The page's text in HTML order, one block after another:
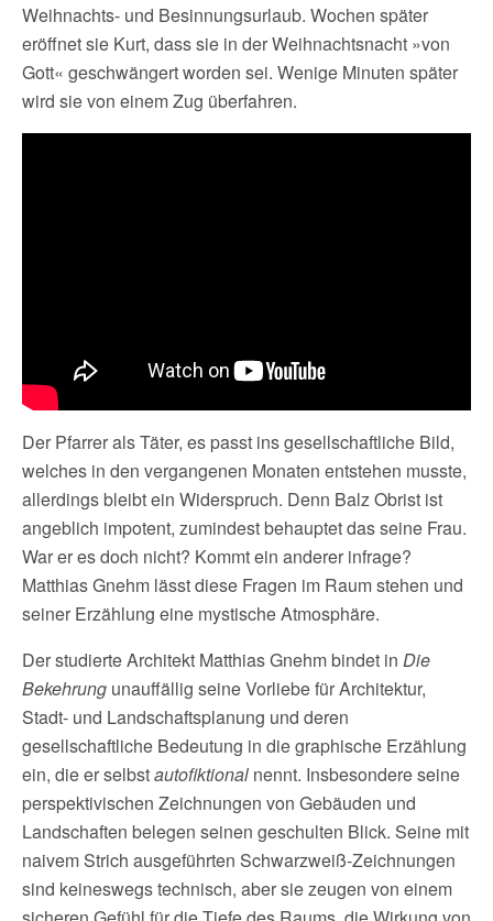
Weihnachts- und Besinnungsurlaub. Wochen später
eröffnet sie Kurt, dass sie in der Weihnachtsnacht »von
Gott« geschwängert worden sei. Wenige Minuten später
wird sie von einem Zug überfahren.
Der Pfarrer als Täter, es passt ins gesellschaftliche Bild,
welches in den vergangenen Monaten entstehen musste,
allerdings bleibt ein Widerspruch. Denn Balz Obrist ist
angeblich impotent, zumindest behauptet das seine Frau.
War er es doch nicht? Kommt ein anderer infrage?
Matthias Gnehm lässt diese Fragen im Raum stehen und
seiner Erzählung eine mystische Atmosphäre.
Der studierte Architekt Matthias Gnehm bindet in Die
Bekehrung unauffällig seine Vorliebe für Architektur,
Stadt- und Landschaftsplanung und deren
gesellschaftliche Bedeutung in die graphische Erzählung
ein, die er selbstautofiktional nennt. Insbesondere seine
perspektivischen Zeichnungen von Gebäuden und
Landschaften belegen seinen geschulten Blick. Seine mit
naivem Strich ausgeführten Schwarzweiß-Zeichnungen
sind keineswegs technisch, aber sie zeugen von einem